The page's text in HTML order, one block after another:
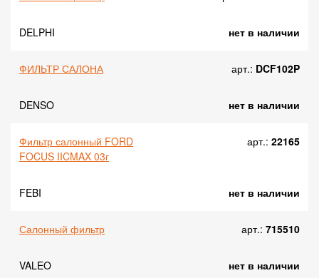
DELPHI нет в наличии
ФИЛЬТР САЛОНА арт.: DCF102P
DENSO нет в наличии
Фильтр салонный FORD
FOCUS IICMAX 03г
арт.: 22165
FEBI нет в наличии
Салонный фильтр арт.: 715510
VALEO нет в наличии